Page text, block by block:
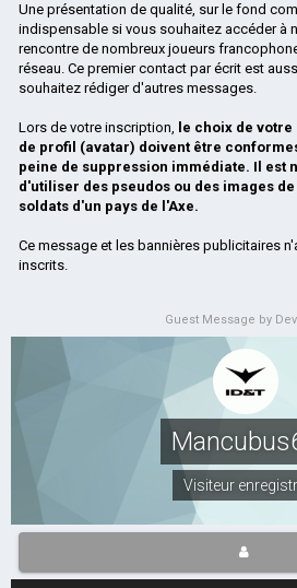
Une présentation de qualité, sur le fond
indispensable si vous souhaitez accéder à
rencontre de nombreux joueurs
réseau. Ce premier contact par écrit est
souhaitez rédiger d'autres messages.
Lors de votre inscription, le choix de
de profil (avatar) doivent être
peine de suppression immédiate. Il est
d'utiliser des pseudos ou des images
soldats d'un pays de l'Axe.
Ce message et les bannières publicitaires
inscrits.
Guest Message by
Visiteur